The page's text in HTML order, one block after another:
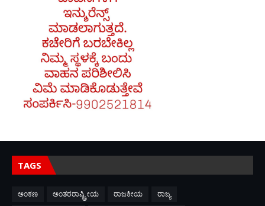
TAGS
ಅಂಕಣ ಅಂತರರಾಷ್ಟ್ರೀಯ ರಾಜಕೀಯ
ರಾಜ್ಯ